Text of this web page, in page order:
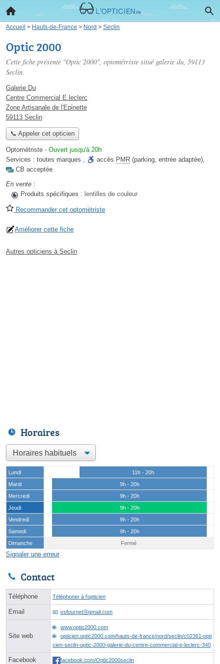
Accueil > Hauts-de-France > Nord > Seclin
Optic 2000
Cette fiche présente "Optic 2000", optométriste situé galerie du, 59113
Seclin.
Galerie Du
Centre Commercial E.leclerc
Zone Artisanale de l'Epinette
59113 Seclin
📞 Appeler cet opticien
Optométriste - Ouvert jusqu'à 20h
Services : toutes marques , accès PMR (parking, entrée adaptée),
CB acceptée
En vente :
Produits spécifiques : lentilles de couleur
Recommander cet optométriste
Améliorer cette fiche
Autres opticiens à Seclin
Horaires
Lundi
11h - 20h
Mardi
9h - 20h
Mercredi
9h - 20h
Jeudi
9h - 20h
Vendredi
9h - 20h
Samedi
9h - 20h
Dimanche
Fermé
Signaler une erreur
Contact
Téléphone Téléphoner à l'opticien
Email vsfournetⓐgmail.com
Site web
www.optic2000.com
opticien.optic2000.com/hauts-de-france/nord/seclin/c02361-opti
cien-seclin-optic-2000-galerie-du-centre-commercial-e-leclerc-340
Facebook facebook.com/Optic2000seclin